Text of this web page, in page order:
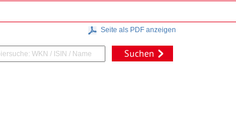
Seite als PDF anzeigen
Suchen